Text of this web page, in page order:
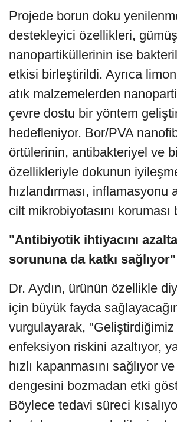
Projede borun doku
destekleyici özellikleri, gümüş
nanopartiküllerinin ise
etkisi birleştirildi. Ayrıca
atık malzemelerden
çevre dostu bir yöntem
hedefleniyor. Bor/PVA
örtülerinin, antibakteriyel ve
özellikleriyle dokunun
hızlandırması, inflamasyonu
cilt mikrobiyotasını koruması
"Antibiyotik ihtiyacını
sorununa da katkı sağlıyor"
Dr. Aydın, ürünün özellikle
için büyük fayda
vurgulayarak,
enfeksiyon riskini azaltıyor,
hızlı kapanmasını sağlıyor
dengesini bozmadan etki
Böylece tedavi süreci